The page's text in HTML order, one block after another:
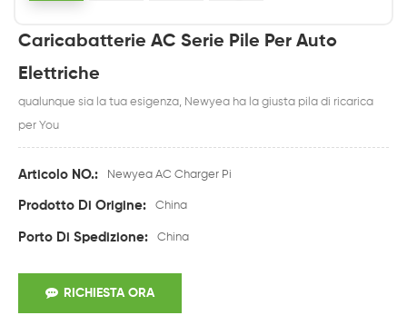
Caricabatterie AC Serie Pile Per Auto
Elettriche
qualunque sia la tua esigenza, Newyea ha la giusta pila di ricarica
per You
Articolo NO.: Newyea AC Charger Pi
Prodotto Di Origine: China
Porto Di Spedizione: China
RICHIESTA ORA